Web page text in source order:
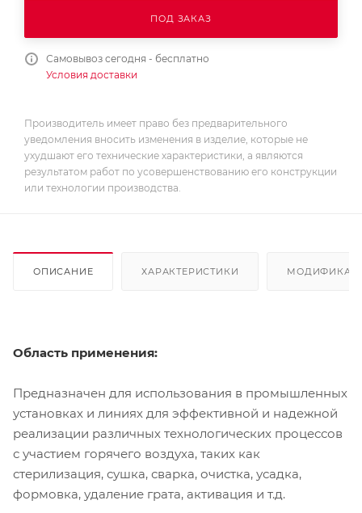
ПОД ЗАКАЗ
Самовывоз сегодня - бесплатно
Условия доставки
Производитель имеет право без предварительного
уведомления вносить изменения в изделие, которые не
ухудшают его технические характеристики, а являются
результатом работ по усовершенствованию его конструкции
или технологии производства.
ОПИСАНИЕ ХАРАКТЕРИСТИКИ
Область применения:
Предназначен для использования в промышленных
установках и линиях для эффективной и надежной
реализации различных технологических процессов
с участием горячего воздуха, таких как
стерилизация, сушка, сварка, очистка, усадка,
формовка, удаление грата, активация и т.д.